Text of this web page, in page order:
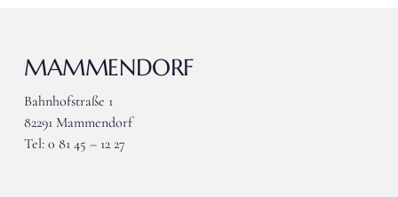
MAMMENDORF
Bahnhofstraße 1
82291 Mammendorf
Tel: 0 81 45 – 12 27